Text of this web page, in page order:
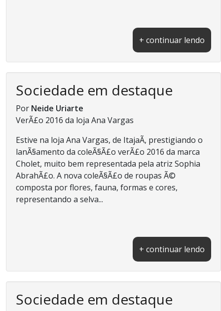
+ continuar lendo
Sociedade em destaque
Por Neide Uriarte
VerÃ£o 2016 da loja Ana Vargas
Estive na loja Ana Vargas, de ItajaÃ­, prestigiando o
lanÃ§amento da coleÃ§Ã£o verÃ£o 2016 da marca
Cholet, muito bem representada pela atriz Sophia
AbrahÃ£o. A nova coleÃ§Ã£o de roupas Ã©
composta por flores, fauna, formas e cores,
representando a selva...
+ continuar lendo
Sociedade em destaque